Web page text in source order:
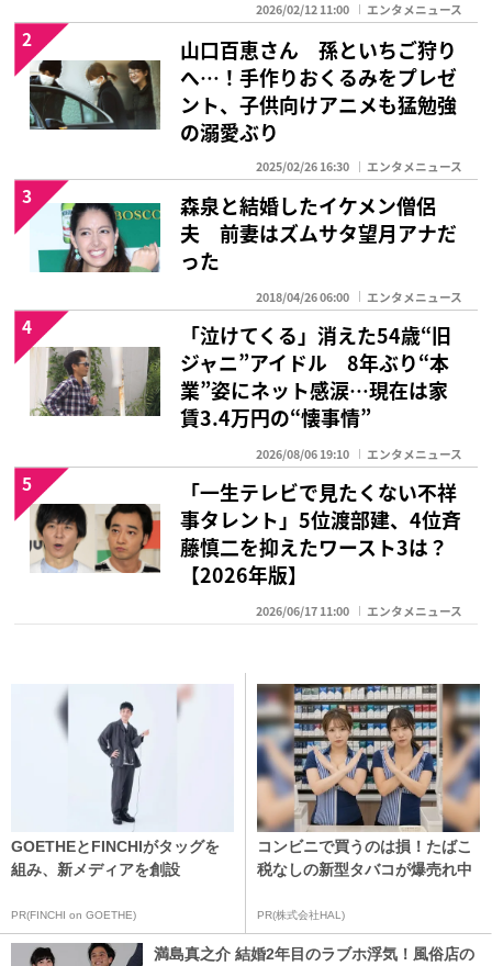
2026/02/12 11:00 エンタメニュース
山口百恵さん 孫といちご狩り
へ…！手作りおくるみをプレゼ
ント、子供向けアニメも猛勉強
の溺愛ぶり
2025/02/26 16:30 エンタメニュース
2
森泉と結婚したイケメン僧侶
夫 前妻はズムサタ望月アナだ
った
2018/04/26 06:00 エンタメニュース
3
「泣けてくる」消えた54歳“旧
ジャニ”アイドル 8年ぶり“本
業”姿にネット感涙…現在は家
賃3.4万円の“懐事情”
2026/08/06 19:10 エンタメニュース
4
「一生テレビで見たくない不祥
事タレント」5位渡部建、4位斉
藤慎二を抑えたワースト3は？
【2026年版】
2026/06/17 11:00 エンタメニュース
5
GOETHEとFINCHIがタッグを
組み、新メディアを創設
PR(FINCHI on GOETHE)
コンビニで買うのは損！たばこ
税なしの新型タバコが爆売れ中
PR(株式会社HAL)
満島真之介 結婚2年目のラブホ浮気！風俗店の